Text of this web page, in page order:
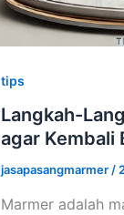
tips
Langkah-
agar Kembali
jasapasangmarmer/
Marmer adalah